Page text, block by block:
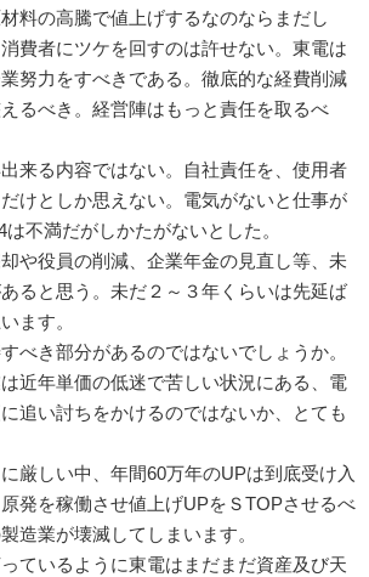
料の高騰で値上げするなのならまだし
費者にツケを回すのは許せない。東電は
努力をすべきである。徹底的な経費削減
るべき。経営陣はもっと責任を取るべ
来る内容ではない。自社責任を、使用者
けとしか思えない。電気がないと仕事が
不満だがしかたがないとした。
や役員の削減、企業年金の見直し等、未
ると思う。未だ２～３年くらいは先延ば
ます。
べき部分があるのではないでしょうか。
近年単価の低迷で苦しい状況にある、電
追い討ちをかけるのではないか、とても
厳しい中、年間60万年のUPは到底受け入
発を稼働させ値上げUPをＳTOPさせるべ
造業が壊滅してしまいます。
ているように東電はまだまだ資産及び天